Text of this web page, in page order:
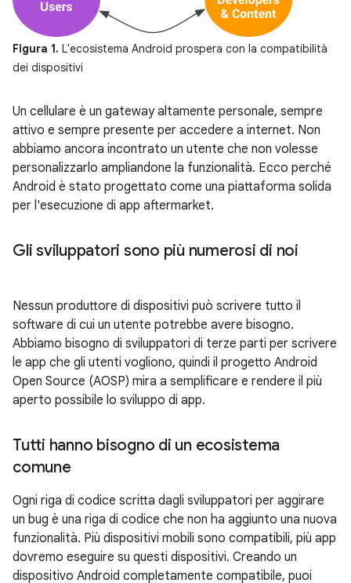
Figura 1. L'ecosistema Android prospera con la compatibilità
dei dispositivi
Un cellulare è un gateway altamente personale, sempre
attivo e sempre presente per accedere a internet. Non
abbiamo ancora incontrato un utente che non volesse
personalizzarlo ampliandone la funzionalità. Ecco perché
Android è stato progettato come una piattaforma solida
per l'esecuzione di app aftermarket.
Gli sviluppatori sono più numerosi di noi
Nessun produttore di dispositivi può scrivere tutto il
software di cui un utente potrebbe avere bisogno.
Abbiamo bisogno di sviluppatori di terze parti per scrivere
le app che gli utenti vogliono, quindi il progetto Android
Open Source (AOSP) mira a semplificare e rendere il più
aperto possibile lo sviluppo di app.
Tutti hanno bisogno di un ecosistema
comune
Ogni riga di codice scritta dagli sviluppatori per aggirare
un bug è una riga di codice che non ha aggiunto una nuova
funzionalità. Più dispositivi mobili sono compatibili, più app
dovremo eseguire su questi dispositivi. Creando un
dispositivo Android completamente compatibile, puoi